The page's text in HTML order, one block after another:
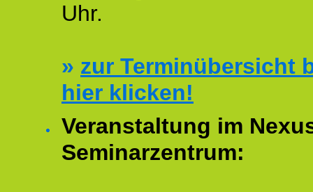
Uhr.
» zur Terminübersicht
hier klicken!
Veranstaltung im
Seminarzentrum: